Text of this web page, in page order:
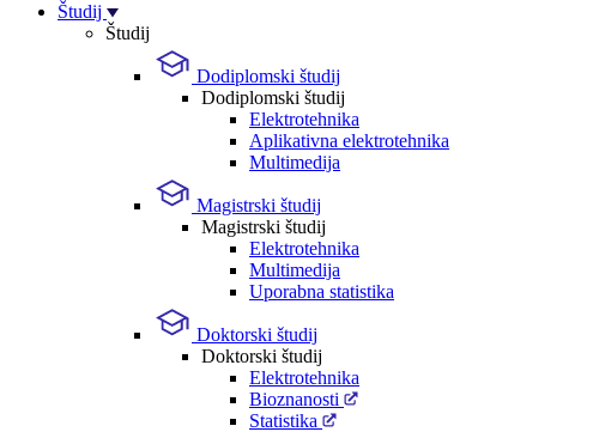
Študij
Študij
Dodiplomski študij
Dodiplomski študij
Elektrotehnika
Aplikativna elektrotehnika
Multimedija
Magistrski študij
Magistrski študij
Elektrotehnika
Multimedija
Uporabna statistika
Doktorski študij
Doktorski študij
Elektrotehnika
Bioznanosti
Statistika